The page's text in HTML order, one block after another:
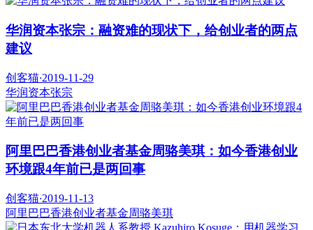
华润资本张宗：融资难的现状下，给创业者的两点
建议
创客猫·2019-11-29
华润资本张宗
阿里巴巴香港创业者基金周骆美琪：如今香港创业
环境跟4年前已是两回事
创客猫·2019-11-13
阿里巴巴香港创业者基金周骆美琪